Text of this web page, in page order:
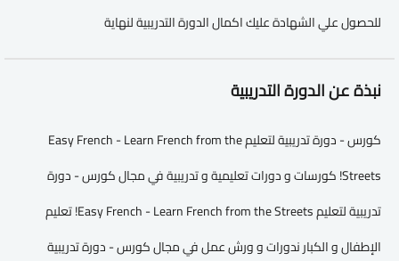
للحصول علي الشهادة عليك اكمال الدورة التدريبية لنهاية
نبذة عن الدورة التدريبية
كورس - دورة تدريبية لتعليم Easy French - Learn French from the
Streets! كورسات و دورات تعليمية و تدريبية في مجال كورس - دورة
تدريبية لتعليم Easy French - Learn French from the Streets! تعليم
الإطفال و الكبار ندورات و ورش عمل في مجال كورس - دورة تدريبية